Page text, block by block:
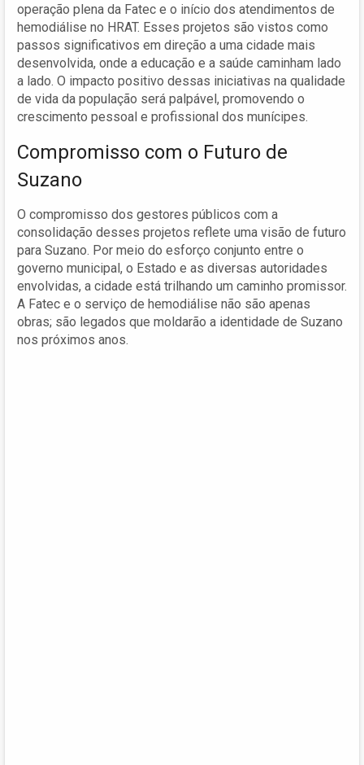
operação plena da Fatec e o início dos atendimentos de
hemodiálise no HRAT. Esses projetos são vistos como
passos significativos em direção a uma cidade mais
desenvolvida, onde a educação e a saúde caminham lado
a lado. O impacto positivo dessas iniciativas na qualidade
de vida da população será palpável, promovendo o
crescimento pessoal e profissional dos munícipes.
Compromisso com o Futuro de
Suzano
O compromisso dos gestores públicos com a
consolidação desses projetos reflete uma visão de futuro
para Suzano. Por meio do esforço conjunto entre o
governo municipal, o Estado e as diversas autoridades
envolvidas, a cidade está trilhando um caminho promissor.
A Fatec e o serviço de hemodiálise não são apenas
obras; são legados que moldarão a identidade de Suzano
nos próximos anos.